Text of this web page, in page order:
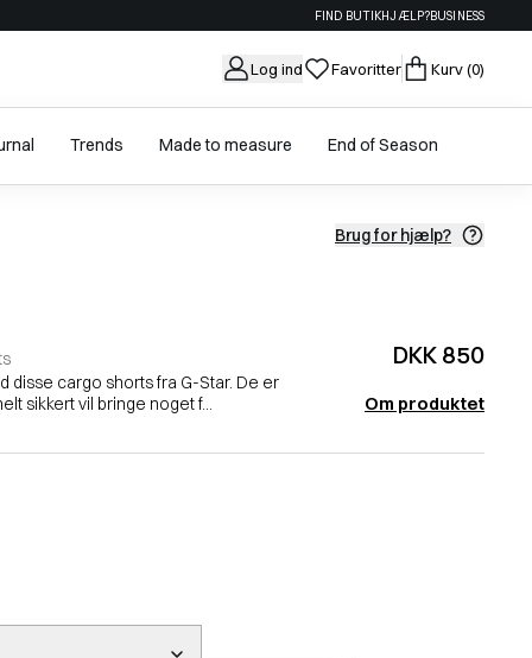
FIND BUTIKHJÆLP?BUSINESS
Log ind Favoritter Kurv(0)
Trends Made to measure End of Season
Brug for hjælp?
DKK 850
disse cargo shorts fra G-Star. De er
sikkert vil bringe noget f...
Om produktet